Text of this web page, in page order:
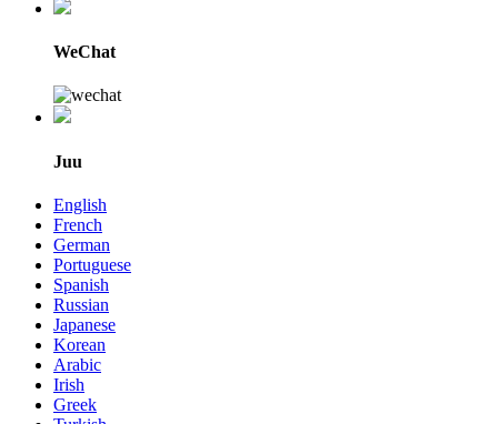
WeChat
Juu
English
French
German
Portuguese
Spanish
Russian
Japanese
Korean
Arabic
Irish
Greek